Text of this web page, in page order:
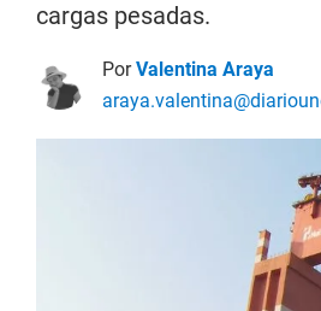
cargas pesadas.
PorValentina Araya